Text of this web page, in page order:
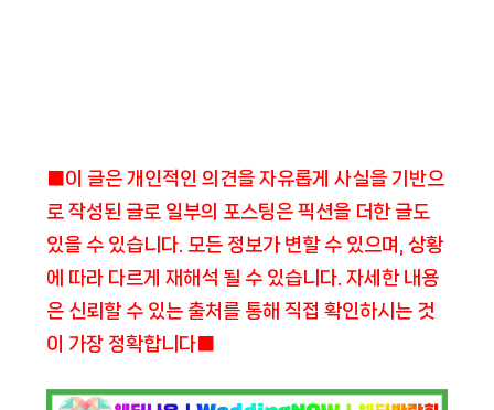
■이 글은 개인적인 의견을 자유롭게 사실을 기반으
로 작성된 글로 일부의 포스팅은 픽션을 더한 글도
있을 수 있습니다. 모든 정보가 변할 수 있으며, 상황
에 따라 다르게 재해석 될 수 있습니다. 자세한 내용
은 신뢰할 수 있는 출처를 통해 직접 확인하시는 것
이 가장 정확합니다■